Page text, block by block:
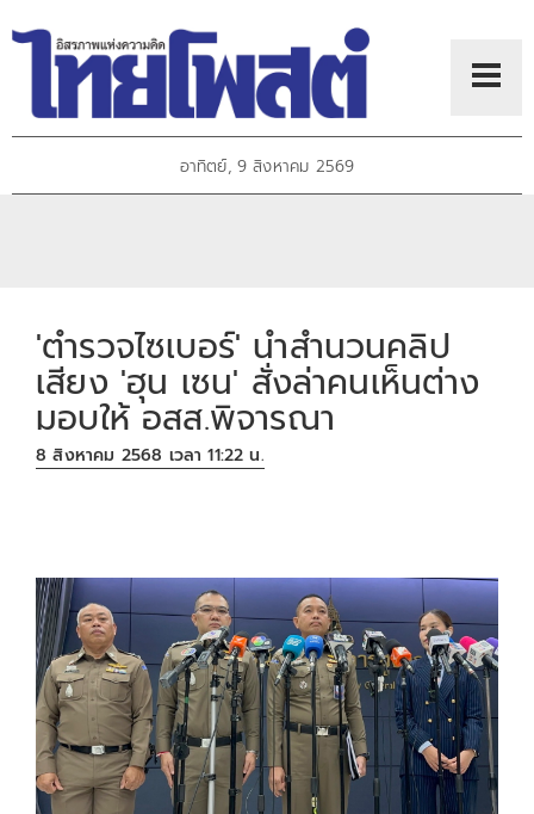
อาทิตย์, 9 สิงหาคม 2569
'ตำรวจไซเบอร์' นำสำนวนคลิป
เสียง 'ฮุน เซน' สั่งล่าคนเห็นต่าง
มอบให้ อสส.พิจารณา
8 สิงหาคม 2568 เวลา 11:22 น.